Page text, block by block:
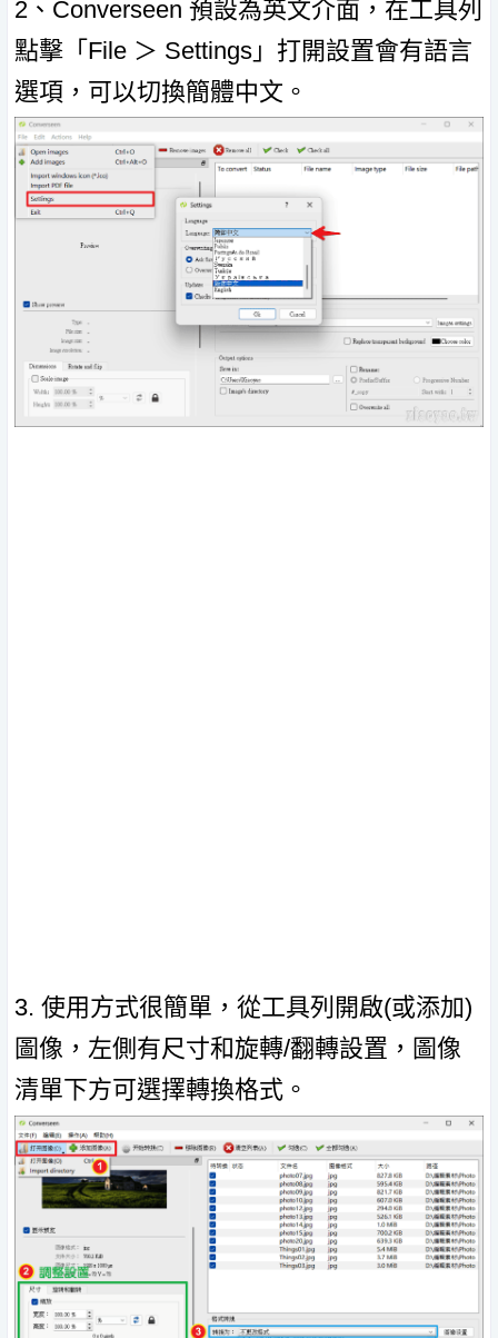
2、Converseen 預設為英文介面，在工具列
點擊「File ＞ Settings」打開設置會有語言
選項，可以切換簡體中文。
3. 使用方式很簡單，從工具列開啟(或添加)
圖像，左側有尺寸和旋轉/翻轉設置，圖像
清單下方可選擇轉換格式。